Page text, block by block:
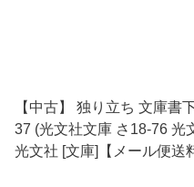
【中古】 独り立ち 文庫書
37 (光文社文庫 さ18-76 光
光文社 [文庫]【メール便送